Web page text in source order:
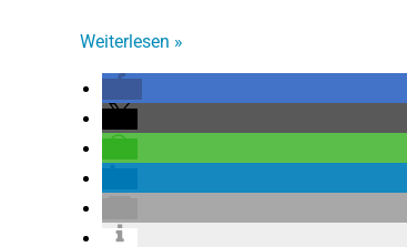
Weiterlesen »